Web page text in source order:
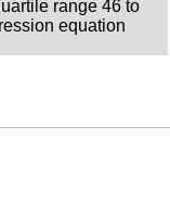
range 46 to
equation